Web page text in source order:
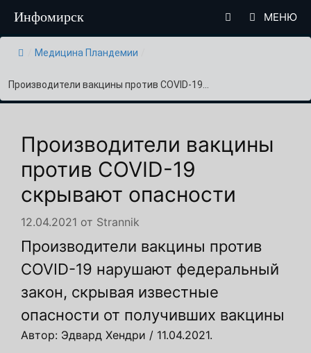
содержимому
Инфомирск МЕНЮ
Медицина Пландемии
Производители вакцины против COVID-19...
Производители вакцины
против COVID-19
скрывают опасности
12.04.2021 от Strannik
Производители вакцины против
COVID-19 нарушают федеральный
закон, скрывая известные
опасности от получивших вакцины
Автор: Эдвард Хендри / 11.04.2021.